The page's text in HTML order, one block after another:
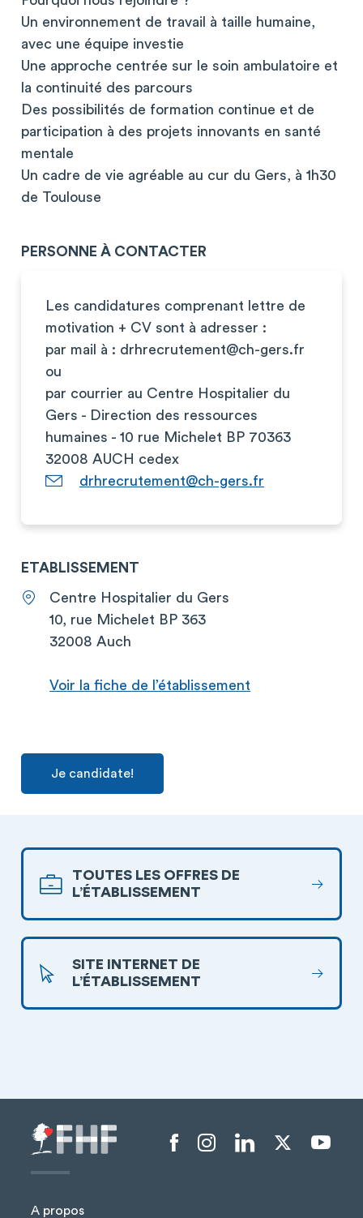
Un environnement de travail à taille humaine,
avec une équipe investie
Une approche centrée sur le soin ambulatoire et
la continuité des parcours
Des possibilités de formation continue et de
participation à des projets innovants en santé
mentale
Un cadre de vie agréable au cur du Gers, à 1h30
de Toulouse
PERSONNE À CONTACTER
Les candidatures comprenant lettre de
motivation + CV sont à adresser :
par mail à : drhrecrutement@ch-gers.fr
ou
par courrier au Centre Hospitalier du
Gers - Direction des ressources
humaines - 10 rue Michelet BP 70363
32008 AUCH cedex
drhrecrutement@ch-gers.fr
ETABLISSEMENT
Centre Hospitalier du Gers
10, rue Michelet BP 363
32008 Auch
Voir la fiche de l’établissement
Je candidate!
TOUTES LES OFFRES DE
L’ÉTABLISSEMENT
SITE INTERNET DE
L’ÉTABLISSEMENT
A propos
Menu liens sociaux